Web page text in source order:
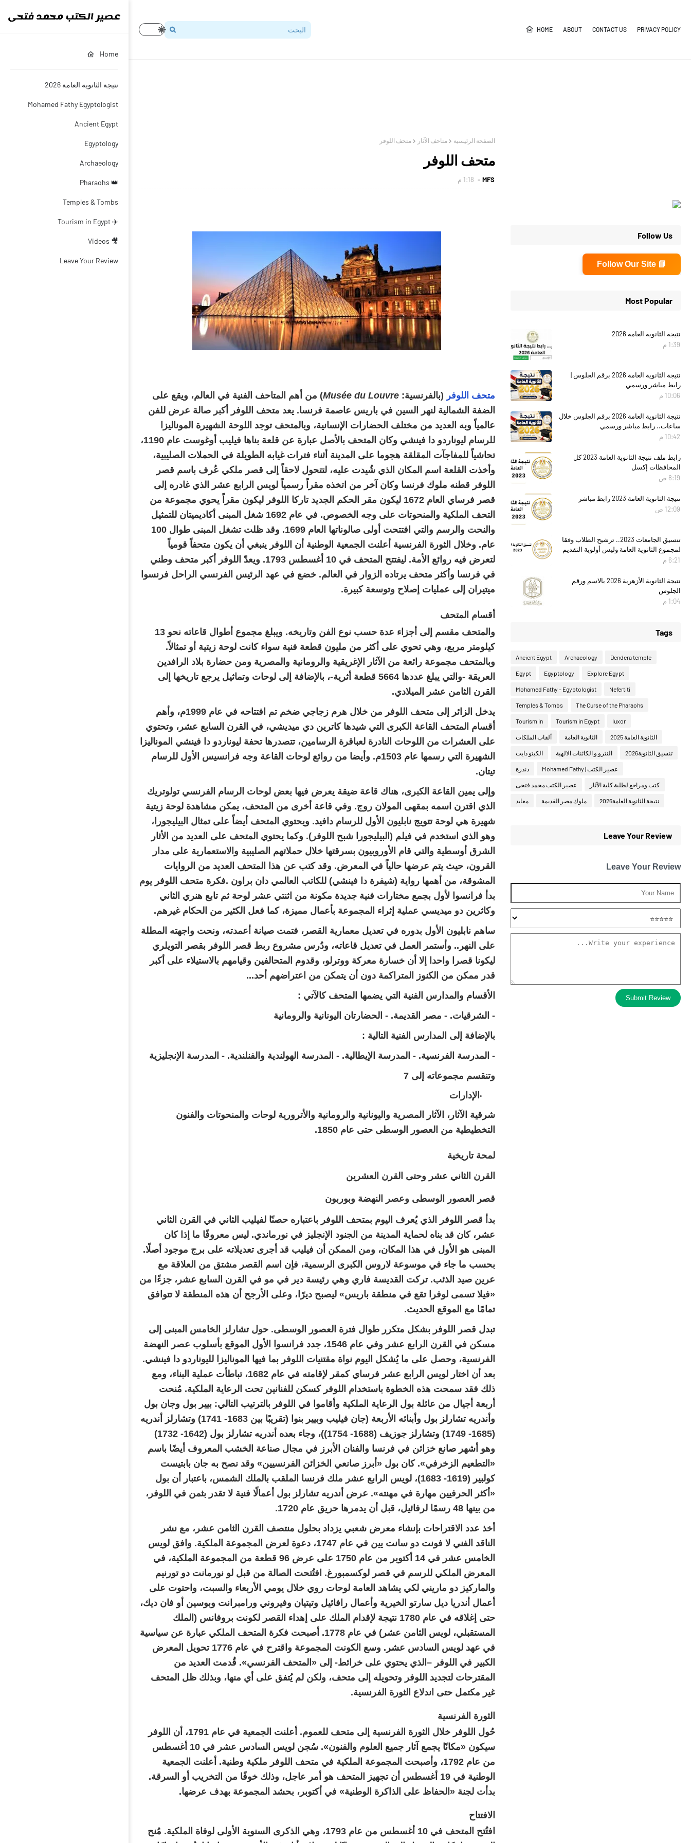
Home
نتيجة الثانوية العامة 2026
Mohamed Fathy Egyptologist
Ancient Egypt
Egyptology
Archaeology
👑 Pharaohs
Temples & Tombs
✈️ Tourism in Egypt
🎥 Videos
Leave Your Review
HOME ABOUT CONTACT US PRIVACY POLICY
الصفحة الرئيسية متاحف الاّثار متحف اللوفر
متحف اللوفر
MFS 1:18 م
متحف اللوفر (بالفرنسية:Musée du Louvre) من أهم المتاحف الفنية في العالم، ويقع على
الضفة الشمالية لنهر السين في باريس عاصمة فرنسا. يعد متحف اللوفر أكبر صالة عرض للفن
عالمياً وبه العديد من مختلف الحضارات الإنسانية، وبالمتحف توجد اللوحة الشهيرة الموناليزا
للرسام ليوناردو دا فينشي وكان المتحف بالأصل عبارة عن قلعة بناها فيليب أوغوست عام 1190،
تحاشياً للمفاجآت المقلقة هجوما على المدينة أثناء فترات غيابه الطويلة في الحملات الصليبية،
وأخذت القلعة اسم المكان الذي شُيدت عليه، لتتحول لاحقاً إلى قصر ملكي عُرف باسم قصر
اللوفر قطنه ملوك فرنسا وكان آخر من اتخذه مقراً رسمياً لويس الرابع عشر الذي غادره إلى
قصر فرساي العام 1672 ليكون مقر الحكم الجديد تاركا اللوفر ليكون مقراً يحوي مجموعة من
التحف الملكية والمنحوتات على وجه الخصوص. في عام 1692 شغل المبنى أكاديميتان للتمثيل
والنحت والرسم والتي افتتحت أولى صالوناتها العام 1699. وقد ظلت تشغل المبنى طوال 100
عام. وخلال الثورة الفرنسية أعلنت الجمعية الوطنية أن اللوفر ينبغي أن يكون متحفاً قومياً
لتعرض فيه روائع الأمة. ليفتتح المتحف في 10 أغسطس 1793. ويعدّ اللوفر أكبر متحف وطني
في فرنسا وأكثر متحف يرتاده الزوار في العالم. خضع في عهد الرئيس الفرنسي الراحل فرنسوا
ميتيران إلى عمليات إصلاح وتوسعة كبيرة.
أقسام المتحف
والمتحف مقسم إلى أجزاء عدة حسب نوع الفن وتاريخه. ويبلغ مجموع أطوال قاعاته نحو 13
كيلومتر مربع، وهي تحوي على أكثر من مليون قطعة فنية سواء كانت لوحة زيتية أو تمثالاً.
وبالمتحف مجموعة رائعة من الآثار الإغريقية والرومانية والمصرية ومن حضارة بلاد الرافدين
العريقة -والتي يبلغ عددها 5664 قطعة أثرية-، بالإضافة إلى لوحات وتماثيل يرجع تاريخها إلى
القرن الثامن عشر الميلادي.
يدخل الزائر إلى متحف اللوفر من خلال هرم زجاجي ضخم تم افتتاحه في عام 1999م، وأهم
أقسام المتحف القاعة الكبرى التي شيدها كاترين دي ميديشي، في القرن السابع عشر، وتحتوي
على العشرات من اللوحات النادرة لعباقرة الرسامين، تتصدرها تحفة ليوناردو دا فينشي الموناليزا
الشهيرة التي رسمها عام 1503م. وأيضا من روائع لوحات القاعة وجه فرانسيس الأول للرسام
تيتان.
وإلى يمين القاعة الكبرى، هناك قاعة ضيقة يعرض فيها بعض لوحات الرسام الفرنسي تولوتريك
الذي اقترن اسمه بمقهى المولان روج. وفي قاعة أخرى من المتحف، يمكن مشاهدة لوحة زيتية
شهيرة هي لوحة تتويج نابليون الأول للرسام دافيد. ويحتوي المتحف أيضاً على تمثال البيليجورا،
وهو الذي استخدم في فيلم (البيليجورا شبح اللوفر). وكما يحتوي المتحف على العديد من الأثار
الشرق أوسطية والتي قام الأوروبيون بسرقتها خلال حملاتهم الصليبية والاستعمارية على مدار
القرون، حيث يتم عرضها حالياً في المعرض. وقد كتب عن هذا المتحف العديد من الروايات
المشوقة، من أهمها رواية (شيفرة دا فينشي) للكاتب العالمي دان براون .فكرة متحف اللوفر يوم
بدأ فرانسوا لأول بجمع مختارات فنية جديدة مكونة من اثنتي عشر لوحة ثم تابع هنري الثاني
وكاثرين دو ميديسي عملية إثراء المجموعة بأعمال مميزة، كما فعل الكثير من الحكام غيرهم.
ساهم نابليون الأول بدوره في تعديل معمارية القصر، فتمت صيانة أعمدته، ونحت واجهته المطلة
على النهر.. وأستمر العمل في تعديل قاعاته، ودُرس مشروع ربط قصر اللوفر بقصر التويلري
ليكونا قصرا واحدا إلا أن خسارة معركة ووترلو، وقدوم المتحالفين وقيامهم بالاستيلاء على أكبر
قدر ممكن من الكنوز المتراكمة دون أن يتمكن من اعتراضهم أحد...
الأقسام والمدارس الفنية التي يضمها المتحف كالآتي :
- الشرقيات. - مصر القديمة. - الحضارتان اليونانية والرومانية
بالإضافة إلى المدارس الفنية التالية :
- المدرسة الفرنسية. - المدرسة الإيطالية. - المدرسة الهولندية والفنلندية. - المدرسة الإنجليزية
وتنقسم مجموعاته إلى 7
الإدارات
شرقية الآثار، الآثار المصرية واليونانية والرومانية والأترورية لوحات والمنحوتات والفنون
التخطيطية من العصور الوسطى حتى عام 1850.
لمحة تاريخية
القرن الثاني عشر وحتى القرن العشرين
قصر العصور الوسطى وعصر النهضة وبوربون
بدأ قصر اللوفر الذي يُعرف اليوم بمتحف اللوفر باعتباره حصنًا لفيليب الثاني في القرن الثاني
عشر، كان قد بناه لحماية المدينة من الجنود الإنجليز في نورماندي. ليس معروفًا ما إذا كان
المبنى هو الأول في هذا المكان، ومن الممكن أن فيليب قد أجرى تعديلاته على برج موجود أصلًا.
بحسب ما جاء في موسوعة لاروس الكبرى الرسمية، فإن اسم القصر مشتق من العلاقة مع
عرين صيد الذئب. تركت القديسة فاري وهي رئيسة دير في مو في القرن السابع عشر، جزءًا من
«فيلا تسمى لوفرا تقع في منطقة باريس» ليصبح ديرًا، وعلى الأرجح أن هذه المنطقة لا تتوافق
تمامًا مع الموقع الحديث.
تبدل قصر اللوفر بشكل متكرر طوال فترة العصور الوسطى. حول تشارلز الخامس المبنى إلى
مسكن في القرن الرابع عشر وفي عام 1546، جدد فرانسوا الأول الموقع بأسلوب عصر النهضة
الفرنسية، وحصل على ما يُشكل اليوم نواة مقتنيات اللوفر بما فيها الموناليزا لليوناردو دا فينشي.
بعد أن اختار لويس الرابع عشر فرساي كمقر لإقامته في عام 1682، تباطأت عملية البناء، ومع
ذلك فقد سمحت هذه الخطوة باستخدام اللوفر كسكن للفنانين تحت الرعاية الملكية. مُنحت
أربعة أجيال من عائلة بول الرعاية الملكية وأقاموا في اللوفر بالترتيب التالي: بيير بول وجان بول
وأندريه تشارلز بول وأبنائه الأربعة (جان فيليب وبيير بنوا (تقريبًا بين 1683- 1741) وتشارلز أندريه
(1685- 1749) وتشارلز جوزيف (1688- 1754))، وجاء بعده أندريه تشارلز بول (1642- 1732)
وهو أشهر صانع خزائن في فرنسا والفنان الأبرز في مجال صناعة الخشب المعروف أيضًا باسم
«التطعيم الزخرفي». كان بول «أبرز صانعي الخزائن الفرنسيين» وقد نصح به جان بابتيست
كولبير (1619- 1683)، لويس الرابع عشر ملك فرنسا الملقب بالملك الشمس، باعتبار أن بول
«أكثر الحرفيين مهارة في مهنته». عرض أندريه تشارلز بول أعمالًا فنية لا تقدر بثمن في اللوفر،
من بينها 48 رسمًا لرفائيل، قبل أن يدمرها حريق عام 1720.
أخذ عدد الاقتراحات بإنشاء معرض شعبي يزداد بحلول منتصف القرن الثامن عشر، مع نشر
الناقد الفني لا فونت دو سانت يين في عام 1747، دعوة لعرض المجموعة الملكية. وافق لويس
الخامس عشر في 14 أكتوبر من عام 1750 على عرض 96 قطعة من المجموعة الملكية، في
المعرض الملكي للرسم في قصر لوكسمبورغ. افتُتحت الصالة من قبل لو نورمانت دو تورنيم
والماركيز دو ماريني لكي يشاهد العامة لوحات روي خلال يومي الأربعاء والسبت، واحتوت على
أعمال أندريا ديل سارتو الخيرية وأعمال رافائيل وتيتيان وفيروني ورامبرانت وبوسين أو فان ديك،
حتى إغلاقه في عام 1780 نتيجة لإقدام الملك على إهداء القصر لكونت بروفانس (الملك
المستقبلي، لويس الثامن عشر) في عام 1778. أصبحت فكرة المتحف الملكي عبارة عن سياسية
في عهد لويس السادس عشر. وسع الكونت المجموعة واقترح في عام 1776 تحويل المعرض
الكبير في اللوفر –الذي يحتوي على خرائط- إلى «المتحف الفرنسي». قُدمت العديد من
المقترحات لتجديد اللوفر وتحويله إلى متحف، ولكن لم يُتفق على أي منها، وبذلك ظل المتحف
غير مكتمل حتى اندلاع الثورة الفرنسية.
الثورة الفرنسية
حُول اللوفر خلال الثورة الفرنسية إلى متحف للعموم. أعلنت الجمعية في عام 1791، أن اللوفر
سيكون «مكانًا يجمع آثار جميع العلوم والفنون». سُجن لويس السادس عشر في 10 أغسطس
من عام 1792، وأصبحت المجموعة الملكية في متحف اللوفر ملكية وطنية. أعلنت الجمعية
الوطنية في 19 أغسطس أن تجهيز المتحف هو أمر عاجل، وذلك خوفًا من التخريب أو السرقة.
بدأت لجنة «الحفاظ على الذاكرة الوطنية» في أكتوبر، بحشد المجموعة بهدف عرضها.
الافتتاح
افتُتح المتحف في 10 أغسطس من عام 1793، وهي الذكرى السنوية الأولى لوفاة الملكية. مُنح
Follow Us
📘 Follow Our Site
Most Popular
نتيجة الثانوية العامة 2026
1:39 م
نتيجة الثانوية العامة 2026 برقم الجلوس |
رابط مباشر ورسمي
10:06 م
نتيجة الثانوية العامة 2026 برقم الجلوس خلال
ساعات.. رابط مباشر ورسمي
10:42 م
رابط ملف نتيجة الثانوية العامة 2023 كل
المحافظات إكسل
8:19 ص
نتيجة الثانوية العامة 2023 رابط مباشر
12:09 ص
تنسيق الجامعات 2023.. ترشيح الطلاب وفقا
لمجموع الثانوية العامة وليس أولوية التقديم
6:21 م
نتيجة الثانوية الأزهرية 2026 بالاسم ورقم
الجلوس
1:04 م
Tags
Ancient Egypt Archaeology Dendera temple
Egypt Egyptology Explore Egypt
Mohamed Fathy - Egyptologist Nefertiti
Temples & Tombs The Curse of the Pharaohs
Tourism in Tourism in Egypt luxor
ألقاب الملكات الثانوية العامة الثانوية العامة 2025
الكيتو دايت النترو و الكائنات الالهية تنسيق الثانوية2026
دندرة عصير الكتب | Mohamed Fathy
عصير الكتب محمد فتحى كتب ومراجع لطلبة كلية الآثار
معابد ملوك مصر القديمة نتيجة الثانوية العامة2026
Leave Your Review
Leave Your Review
Submit Review